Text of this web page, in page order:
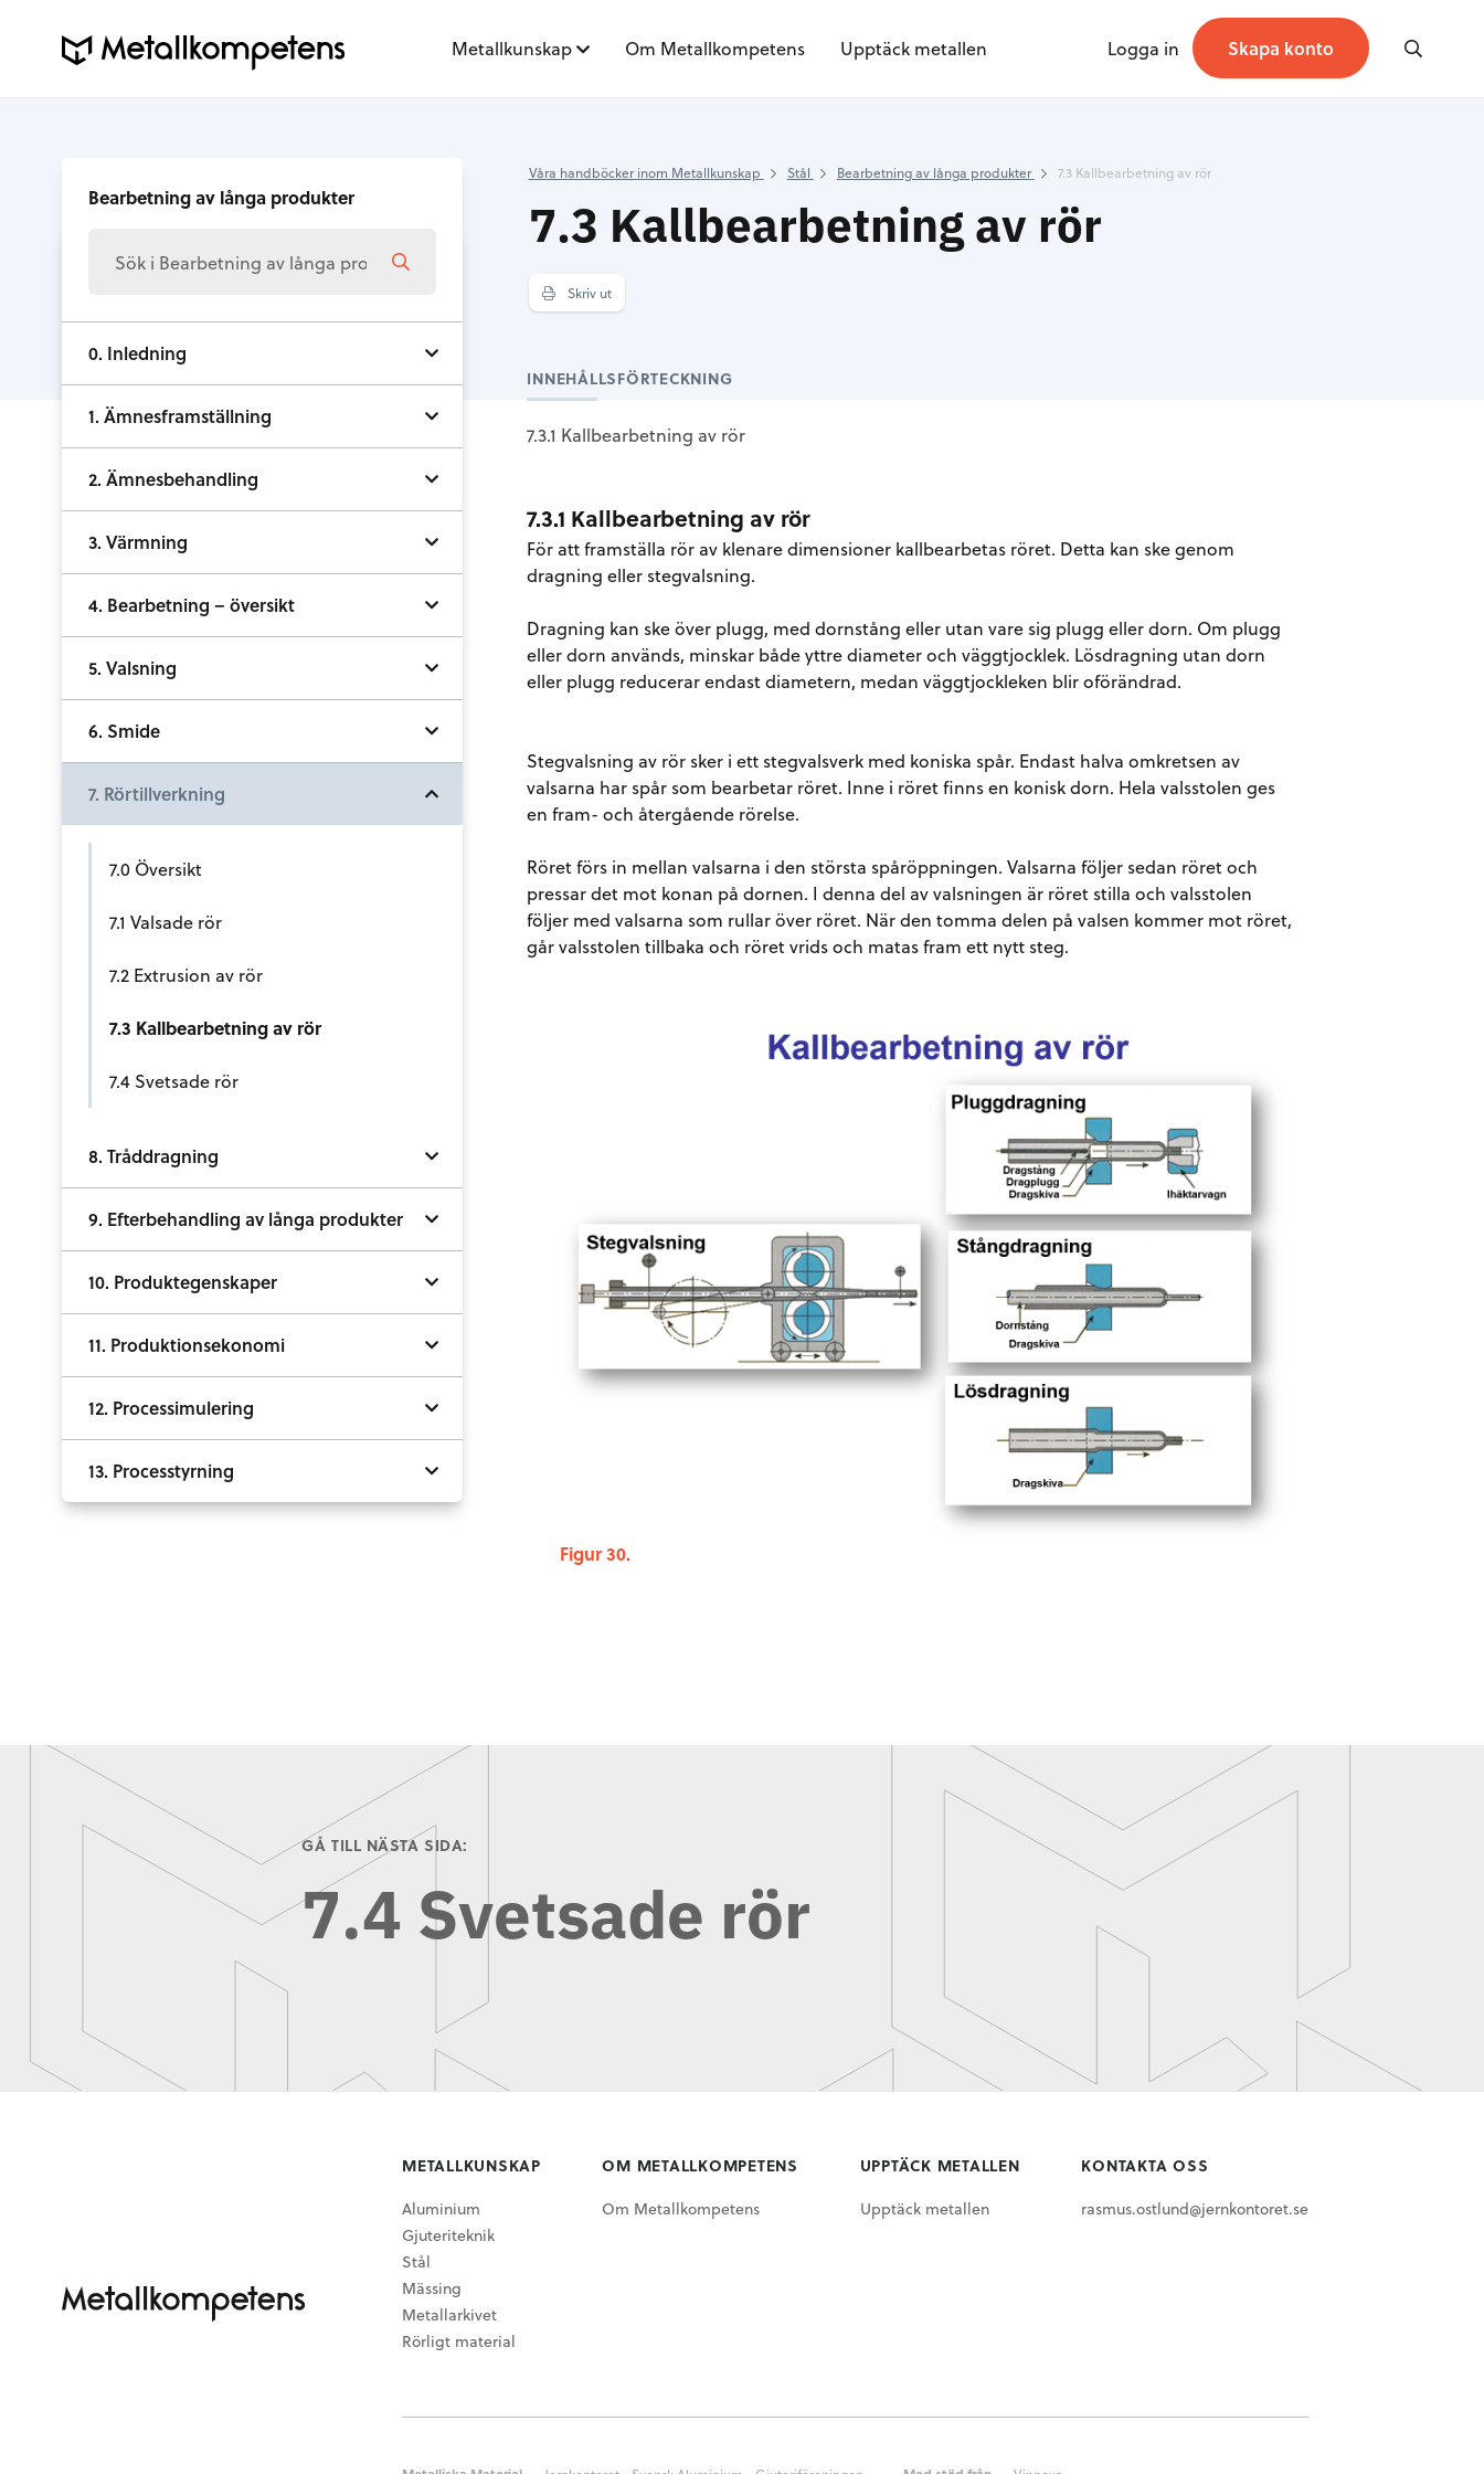
Metallkunskap Om Metallkompetens Upptäck metallen Logga in Skapa konto
Bearbetning av långa produkter
0. Inledning
1. Ämnesframställning
2. Ämnesbehandling
3. Värmning
4. Bearbetning – översikt
5. Valsning
6. Smide
7. Rörtillverkning
7.0 Översikt
7.1 Valsade rör
7.2 Extrusion av rör
7.3 Kallbearbetning av rör
7.4 Svetsade rör
8. Tråddragning
9. Efterbehandling av långa produkter
10. Produktegenskaper
11. Produktionsekonomi
12. Processimulering
13. Processtyrning
Våra handböcker inom Metallkunskap Stål Bearbetning av långa produkter 7.3 Kallbearbetning av rör
7.3 Kallbearbetning av rör
Skriv ut
INNEHÅLLSFÖRTECKNING
7.3.1 Kallbearbetning av rör
7.3.1 Kallbearbetning av rör
För att framställa rör av klenare dimensioner kallbearbetas röret. Detta kan ske genom
dragning eller stegvalsning.
Dragning kan ske över plugg, med dornstång eller utan vare sig plugg eller dorn. Om plugg
eller dorn används, minskar både yttre diameter och väggtjocklek. Lösdragning utan dorn
eller plugg reducerar endast diametern, medan väggtjockleken blir oförändrad.
Stegvalsning av rör sker i ett stegvalsverk med koniska spår. Endast halva omkretsen av
valsarna har spår som bearbetar röret. Inne i röret finns en konisk dorn. Hela valsstolen ges
en fram- och återgående rörelse.
Röret förs in mellan valsarna i den största spåröppningen. Valsarna följer sedan röret och
pressar det mot konan på dornen. I denna del av valsningen är röret stilla och valsstolen
följer med valsarna som rullar över röret. När den tomma delen på valsen kommer mot röret,
går valsstolen tillbaka och röret vrids och matas fram ett nytt steg.
Figur 30.
GÅ TILL NÄSTA SIDA:
7.4 Svetsade rör
METALLKUNSKAP
Aluminium
Gjuteriteknik
Stål
Mässing
Metallarkivet
Rörligt material
OM METALLKOMPETENS
Om Metallkompetens
UPPTÄCK METALLEN
Upptäck metallen
KONTAKTA OSS
rasmus.ostlund@jernkontoret.se